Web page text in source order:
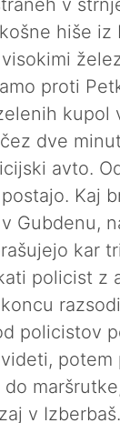
v
hiše iz
proti
kupol
dve
avto.
Kaj
Gubdenu,
kar
policist z
policistov
potem
v